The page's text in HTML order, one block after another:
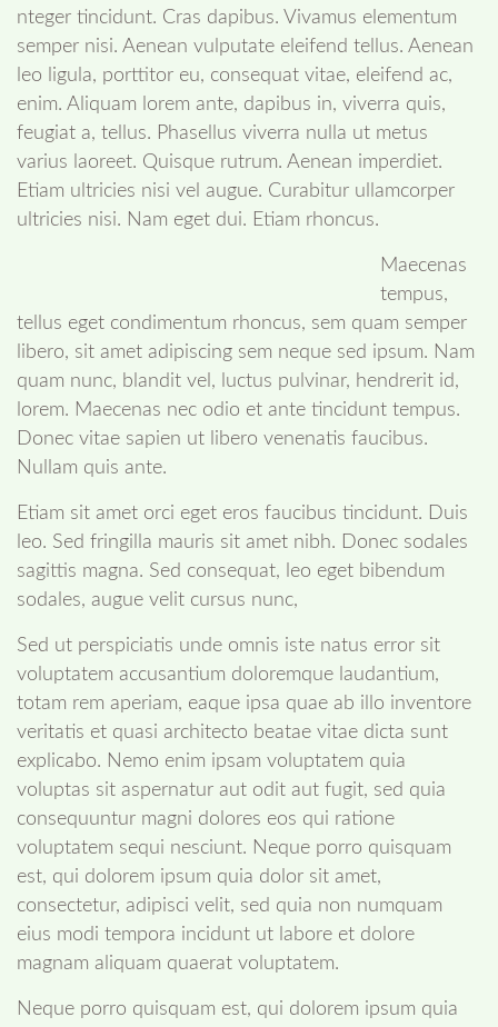
nteger tincidunt. Cras dapibus. Vivamus elementum
semper nisi. Aenean vulputate eleifend tellus. Aenean
leo ligula, porttitor eu, consequat vitae, eleifend ac,
enim. Aliquam lorem ante, dapibus in, viverra quis,
feugiat a, tellus. Phasellus viverra nulla ut metus
varius laoreet. Quisque rutrum. Aenean imperdiet.
Etiam ultricies nisi vel augue. Curabitur ullamcorper
ultricies nisi. Nam eget dui. Etiam rhoncus.
Maecenas
tempus,
tellus eget condimentum rhoncus, sem quam semper
libero, sit amet adipiscing sem neque sed ipsum. Nam
quam nunc, blandit vel, luctus pulvinar, hendrerit id,
lorem. Maecenas nec odio et ante tincidunt tempus.
Donec vitae sapien ut libero venenatis faucibus.
Nullam quis ante.
Etiam sit amet orci eget eros faucibus tincidunt. Duis
leo. Sed fringilla mauris sit amet nibh. Donec sodales
sagittis magna. Sed consequat, leo eget bibendum
sodales, augue velit cursus nunc,
Sed ut perspiciatis unde omnis iste natus error sit
voluptatem accusantium doloremque laudantium,
totam rem aperiam, eaque ipsa quae ab illo inventore
veritatis et quasi architecto beatae vitae dicta sunt
explicabo. Nemo enim ipsam voluptatem quia
voluptas sit aspernatur aut odit aut fugit, sed quia
consequuntur magni dolores eos qui ratione
voluptatem sequi nesciunt. Neque porro quisquam
est, qui dolorem ipsum quia dolor sit amet,
consectetur, adipisci velit, sed quia non numquam
eius modi tempora incidunt ut labore et dolore
magnam aliquam quaerat voluptatem.
Neque porro quisquam est, qui dolorem ipsum quia